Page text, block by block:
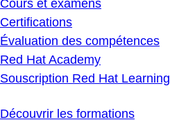
Cours et examens
Certifications
Évaluation des compétences
Red Hat Academy
Souscription Red Hat Learning
Découvrir les formations